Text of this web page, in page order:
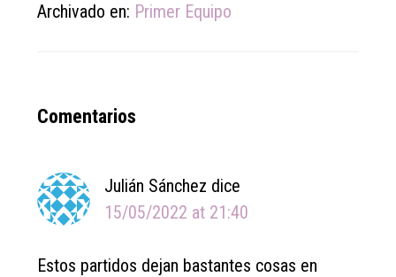
Archivado en: Primer Equipo
Reader
Comentarios
Julián Sánchez dice
15/05/2022 at 21:40
Estos partidos dejan bastantes cosas en